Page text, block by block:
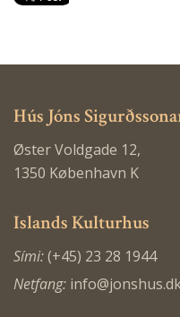
Hús Jóns
Øster Voldgade 12,
1350 København K
Islands Kulturhus
Sími:(+45) 23 28 1944
Netfang: